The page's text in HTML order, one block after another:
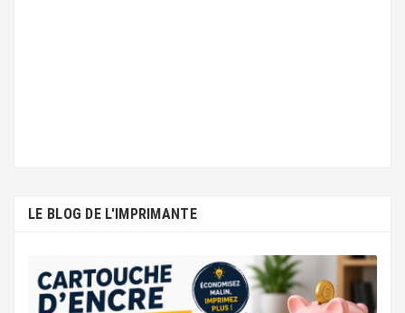
LE BLOG DE L'IMPRIMANTE